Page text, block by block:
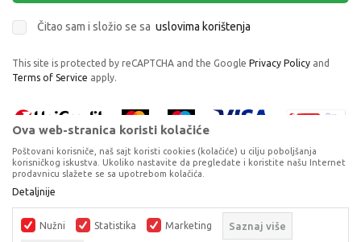
SQU:SQUISHMALLOWS 20 CM W19 -DOLAN -
CRVENI DINO SA ZELENIM TOCKAMA
PLIŠANE
Čitao sam i složio se sa uslovima korištenja
This site is protected by reCAPTCHA and the Google Privacy Policy and
Terms of Service apply.
Proizvode na sajtu nastojimo da opišemo što je preciznije moguće, ali ne
možemo garantovati da su svi podaci i fotografije, navedeni u okrviru
proizvoda, u potpunosti kompletni i bez grešaka. Svi artikli prikazani na
sajtu su dio naše ponude, ali ne podrazumijeva da su dostupni u svakom
Ova web-stranica koristi kolačiće
Poštovani korisniče, naš sajt koristi cookies (kolačiće) u cilju poboljšanja
korisničkog iskustva. Ukoliko nastavite da pregledate i koristite našu Internet
prodavnicu slažete se sa upotrebom kolačića.
Detaljnije
Nužni Statistika Marketing Saznaj više